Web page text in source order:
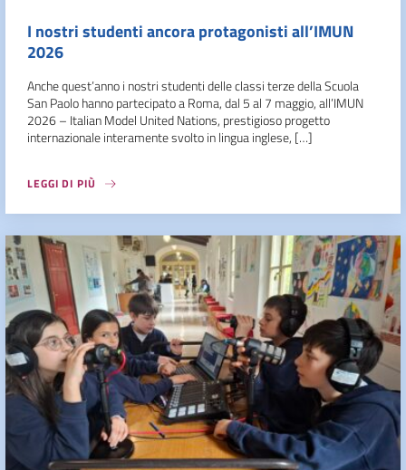
I nostri studenti ancora protagonisti all’IMUN
2026
Anche quest’anno i nostri studenti delle classi terze della Scuola
San Paolo hanno partecipato a Roma, dal 5 al 7 maggio, all’IMUN
2026 – Italian Model United Nations, prestigioso progetto
internazionale interamente svolto in lingua inglese, […]
LEGGI DI PIÙ